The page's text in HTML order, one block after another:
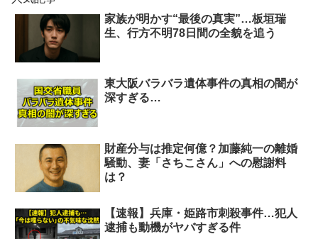
家族が明かす“最後の真実”…板垣瑞
生、行方不明78日間の全貌を追う
東大阪バラバラ遺体事件の真相の闇が
深すぎる…
財産分与は推定何億？加藤純一の離婚
騒動、妻「さちこさん」への慰謝料
は？
【速報】兵庫・姫路市刺殺事件…犯人
逮捕も動機がヤバすぎる件